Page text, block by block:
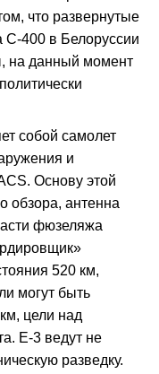
что развернутые
С-400 в Белоруссии
на данный момент
собой самолет
и
Основу этой
обзора, антенна
фюзеляжа
520 км,
могут быть
цели над
Е-3 ведут не
разведку.